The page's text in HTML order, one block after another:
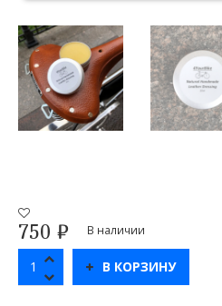
750 ₽ В наличии
В КОРЗИНУ